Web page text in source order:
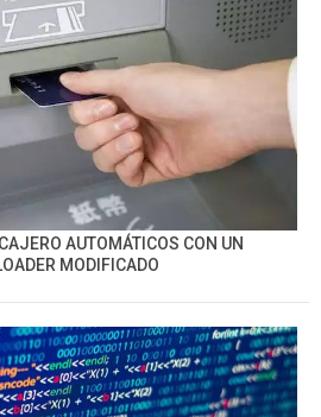
AUTOMÁTICOS CON UN
MODIFICADO